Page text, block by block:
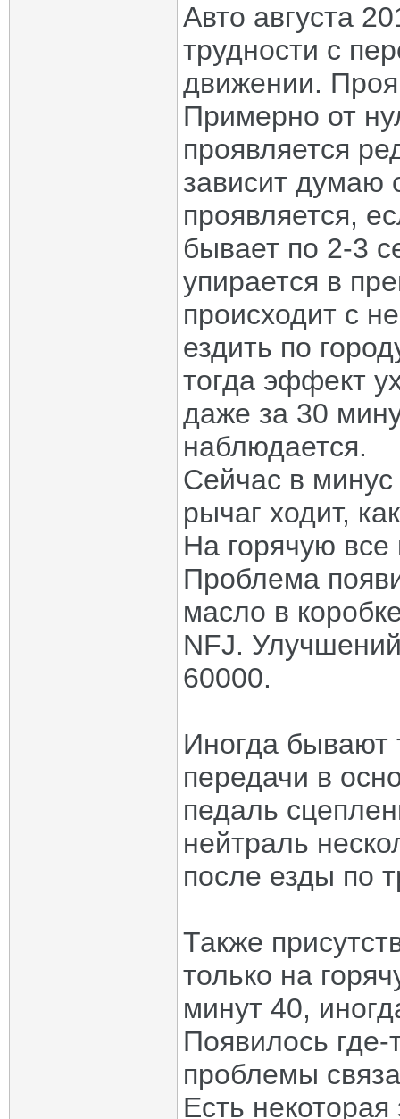
Авто августа
трудности с
движении.
Примерно от
проявляется
зависит думаю
проявляется,
бывает по 2-3
упирается в
происходит с
ездить по
тогда эффект
даже за 30
наблюдается.
Сейчас в
рычаг ходит,
На горячую
Проблема
масло в
NFJ.
60000.
Иногда
передачи в
педаль
нейтраль
после езды по
Также
только на
минут 40,
Появилось
проблемы
Есть